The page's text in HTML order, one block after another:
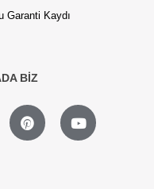
Garanti Kaydı
BİZ